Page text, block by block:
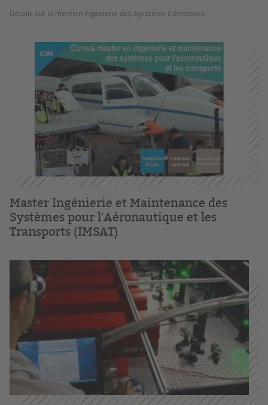
Détails sur la mention Ingénierie des Systèmes Complexes.
Master Ingénierie et Maintenance des
Systèmes pour l'Aéronautique et les
Transports (IMSAT)